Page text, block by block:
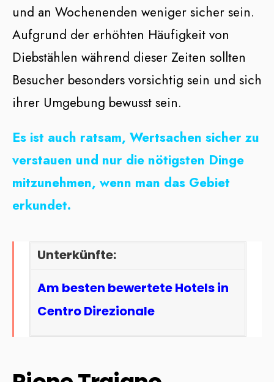
und an Wochenenden weniger sicher sein.
Aufgrund der erhöhten Häufigkeit von
Diebstählen während dieser Zeiten sollten
Besucher besonders vorsichtig sein und sich
ihrer Umgebung bewusst sein.
Es ist auch ratsam, Wertsachen sicher zu
verstauen und nur die nötigsten Dinge
mitzunehmen, wenn man das Gebiet
erkundet.
Unterkünfte:
Am besten bewertete Hotels in
Centro Direzionale